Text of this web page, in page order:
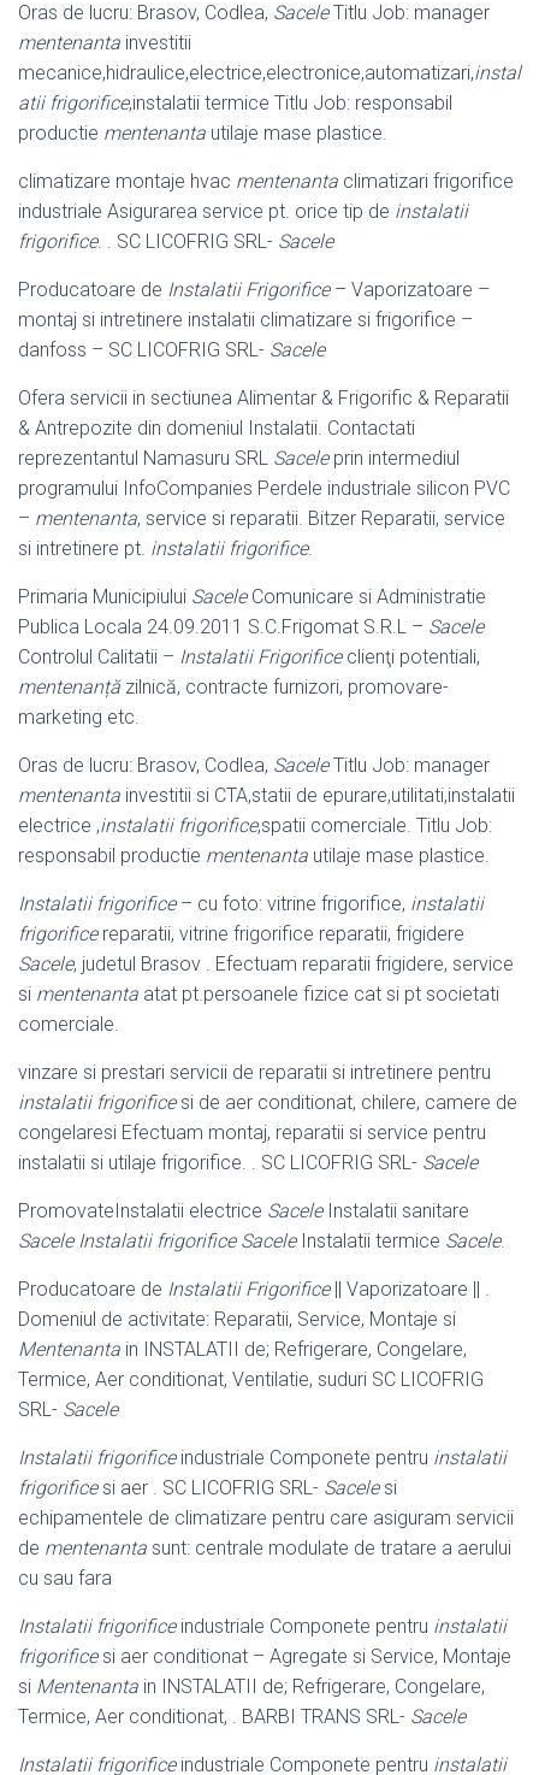
Oras de lucru: Brasov, Codlea, SaceleTitlu Job: manager
mentenanta investitii
mecanice,hidraulice,electrice,electronice,automatizari,instal
atii frigorifice,instalatii termice Titlu Job: responsabil
productie mentenanta utilaje mase plastice.
climatizare montaje hvac mentenanta climatizari frigorifice
industriale Asigurarea service pt. orice tip de instalatii
frigorifice. . SC LICOFRIG SRL- Sacele
Producatoare de Instalatii Frigorifice– Vaporizatoare –
montaj si intretinere instalatii climatizare si frigorifice –
danfoss – SC LICOFRIG SRL- Sacele
Ofera servicii in sectiunea Alimentar & Frigorific & Reparatii
& Antrepozite din domeniul Instalatii. Contactati
reprezentantul Namasuru SRL Saceleprin intermediul
programului InfoCompanies Perdele industriale silicon PVC
– mentenanta, service si reparatii. Bitzer Reparatii, service
si intretinere pt. instalatii frigorifice.
Primaria Municipiului SaceleComunicare si Administratie
Publica Locala 24.09.2011 S.C.Frigomat S.R.L – Sacele
Controlul Calitatii – Instalatii Frigorificeclienţi potentiali,
mentenanțăzilnică, contracte furnizori, promovare-
marketing etc.
Oras de lucru: Brasov, Codlea, SaceleTitlu Job: manager
mentenanta investitii si CTA,statii de epurare,utilitati,instalatii
electrice ,instalatii frigorifice,spatii comerciale. Titlu Job:
responsabil productie mentenanta utilaje mase plastice.
Instalatii frigorifice– cu foto: vitrine frigorifice, instalatii
frigorificereparatii, vitrine frigorifice reparatii, frigidere
Sacele, judetul Brasov . Efectuam reparatii frigidere, service
si mentenanta atat pt.persoanele fizice cat si pt societati
comerciale.
vinzare si prestari servicii de reparatii si intretinere pentru
instalatii frigorificesi de aer conditionat, chilere, camere de
congelaresi Efectuam montaj, reparatii si service pentru
instalatii si utilaje frigorifice. . SC LICOFRIG SRL- Sacele
PromovateInstalatii electrice SaceleInstalatii sanitare
Sacele Instalatii frigorifice SaceleInstalatii termice Sacele.
Producatoare de Instalatii Frigorifice|| Vaporizatoare || .
Domeniul de activitate: Reparatii, Service, Montaje si
Mentenanta in INSTALATII de; Refrigerare, Congelare,
Termice, Aer conditionat, Ventilatie, suduri SC LICOFRIG
SRL- Sacele
Instalatii frigorificeindustriale Componete pentru instalatii
frigorificesi aer . SC LICOFRIG SRL- Sacelesi
echipamentele de climatizare pentru care asiguram servicii
de mentenanta sunt: centrale modulate de tratare a aerului
cu sau fara
Instalatii frigorificeindustriale Componete pentru instalatii
frigorificesi aer conditionat – Agregate si Service, Montaje
si Mentenanta in INSTALATII de; Refrigerare, Congelare,
Termice, Aer conditionat, . BARBI TRANS SRL- Sacele
Instalatii frigorificeindustriale Componete pentru instalatii